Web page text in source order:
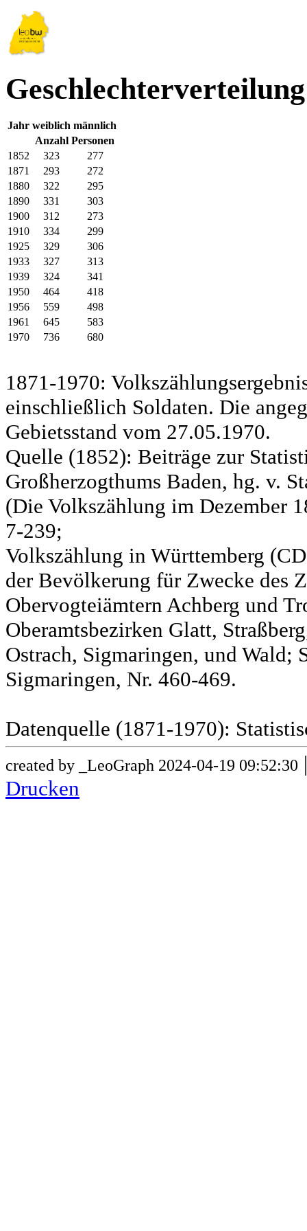
Jahr weiblich männlich
Anzahl Personen
1852
323
277
1871
293
272
1880
322
295
1890
331
303
1900
312
273
1910
334
299
1925
329
306
1933
327
313
1939
324
341
1950
464
418
1956
559
498
1961
645
583
1970
736 680
1871-1970:
einschließlich Soldaten. Die
Gebietsstand vom 27.05.1970.
Quelle (1852): Beiträge zur
Großherzogthums Baden, hg. v.
(Die Volkszählung im Dezember
7-239;
Volkszählung in Württemberg
der Bevölkerung für Zwecke des
Obervogteiämtern Achberg und
Oberamtsbezirken Glatt,
Ostrach, Sigmaringen, und Wald;
Sigmaringen, Nr. 460-469.
Datenquelle (1871-1970):
created by _LeoGraph 2024-04-19 09:52:30
Drucken